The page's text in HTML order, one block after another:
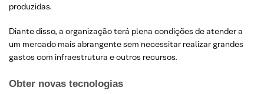
produzidas.
Diante disso, a organização terá plena condições de atender a
um mercado mais abrangente sem necessitar realizar grandes
gastos com infraestrutura e outros recursos.
Obter novas tecnologias